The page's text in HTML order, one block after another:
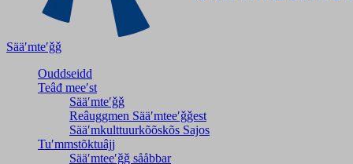
Sääʹmteʹǧǧ
Ouddseidd
Teâđ meeʹst
Sääʹmteʹǧǧ
Reâuggmen Sääʹmteeʹǧǧest
Sääʹmkulttuurkõõskõs Sajos
Tuʹmmstõktuâjj
Sääʹmteeʹǧǧ sååbbar